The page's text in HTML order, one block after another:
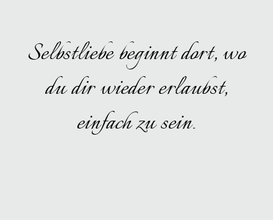
Selbstliebe beginnt dort, wo
du dir wieder erlaubst,
einfach zu sein.